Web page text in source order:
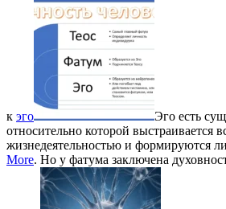
к эго
Эго есть
относительно которой выстраивается
жизнедеятельностью и формируются
More. Но у фатума заключена